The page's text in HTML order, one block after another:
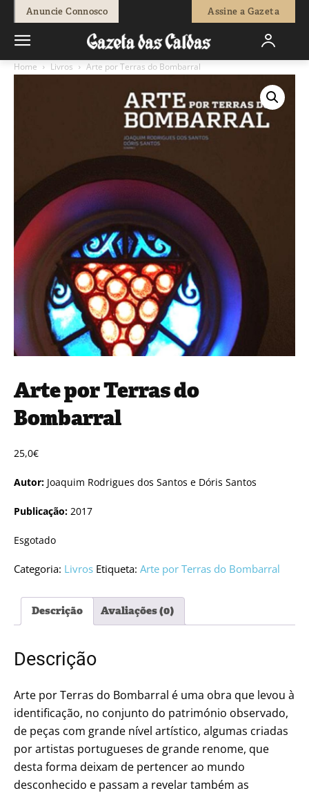
Anuncie Connosco Assine a Gazeta
Home Livros Arte por Terras do Bombarral
Arte por Terras do
Bombarral
25,0€
Autor: Joaquim Rodrigues dos Santos e Dóris Santos
Publicação: 2017
Esgotado
Categoria: Livros Etiqueta: Arte por Terras do Bombarral
Descrição Avaliações (0)
Descrição
Arte por Terras do Bombarral é uma obra que levou à
identificação, no conjunto do património observado,
de peças com grande nível artístico, algumas criadas
por artistas portugueses de grande renome, que
desta forma deixam de pertencer ao mundo
desconhecido e passam a revelar também as